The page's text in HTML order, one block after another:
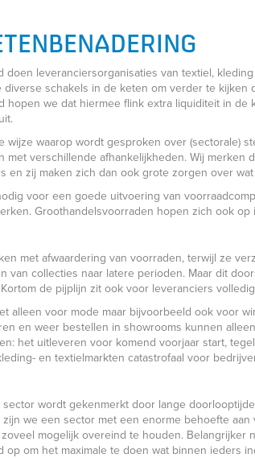
leveranciersorganisaties van textiel,
schakels in de keten om verder te
hopen we dat hiermee flink extra liquiditeit in
wijze waarop wordt gesproken over (sectorale)
verschillende afhankelijkheden. Wij
en zij maken zich dan ook grote zorgen over
voor een goede uitvoering van
Groothandelsvoorraden hopen zich ook
met afwaardering van voorraden, terwijl ze
van collecties naar latere perioden. Maar dit
de pijplijn zit ook voor leveranciers
alleen voor mode maar bijvoorbeeld ook voor
en weer bestellen in showrooms kunnen
het uitleveren voor komend voorjaar start,
en textielmarkten catastrofaal voor
wordt gekenmerkt door lange
we een sector met een enorme behoefte
mogelijk overeind te houden.
op om het maximale te doen wat binnen ieders